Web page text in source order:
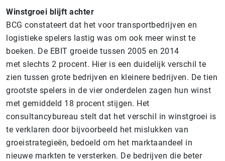
Winstgroei blijft achter
BCG constateert dat het voor transportbedrijven en
logistieke spelers lastig was om ook meer winst te
boeken. De EBIT groeide tussen 2005 en 2014
met slechts 2 procent. Hier is een duidelijk verschil te
zien tussen grote bedrijven en kleinere bedrijven. De tien
grootste spelers in de vier onderdelen zagen hun winst
met gemiddeld 18 procent stijgen. Het
consultancybureau stelt dat het verschil in winstgroei is
te verklaren door bijvoorbeeld het mislukken van
groeistrategieën, bedoeld om het marktaandeel in
nieuwe markten te versterken. De bedrijven die beter